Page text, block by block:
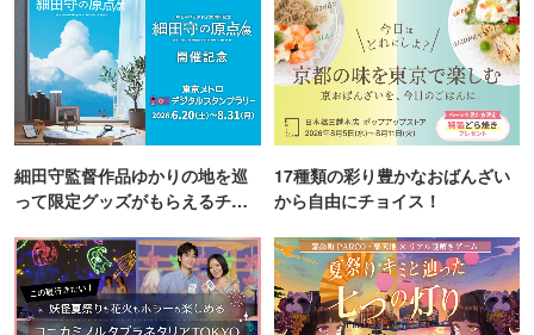
細田守監督作品ゆかりの地を巡
って限定グッズがもらえるチャ
17種類の彩り豊かなおばんざい
から自由にチョイス！